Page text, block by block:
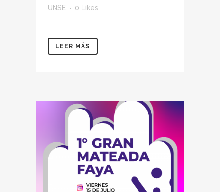
UNSE
0 Likes
LEER MÁS